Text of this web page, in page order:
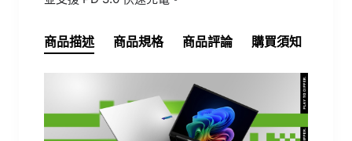
商品描述 商品規格 商品評論 購買須知